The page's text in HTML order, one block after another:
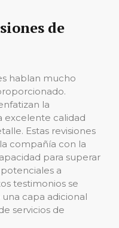
de
hablan mucho
la
excelente calidad
Estas revisiones
compañía con la
para superar
a
testimonios se
capa adicional
servicios de